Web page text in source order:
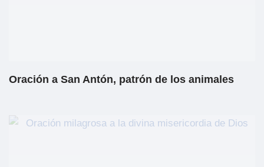
Oración a San Antón, patrón de los animales